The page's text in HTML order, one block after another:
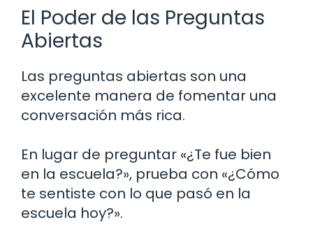
El Poder de las Preguntas
Abiertas
Las preguntas abiertas son una
excelente manera de fomentar una
conversación más rica.
En lugar de preguntar «¿Te fue bien
en la escuela?», prueba con «¿Cómo
te sentiste con lo que pasó en la
escuela hoy?».